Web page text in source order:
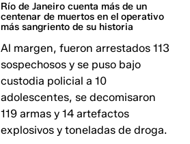
Río de Janeiro cuenta más de un
centenar de muertos en el operativo
más sangriento de su historia
Al margen, fueron arrestados 113
sospechosos y se puso bajo
custodia policial a 10
adolescentes, se decomisaron
119 armas y 14 artefactos
explosivos y toneladas de droga.